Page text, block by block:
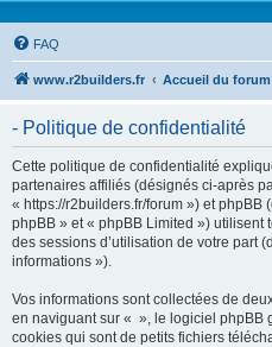
FAQ
www.r2builders.fr Accueil du forum
- Politique de confidentialité
Cette politique de confidentialité
partenaires affiliés (désignés ci-après
« https://r2builders.fr/forum ») et phpBB
phpBB » et « phpBB Limited »)
des sessions d’utilisation de votre part
informations »).
Vos informations sont collectées de
en naviguant sur « », le logiciel phpBB
cookies qui sont de petits fichiers